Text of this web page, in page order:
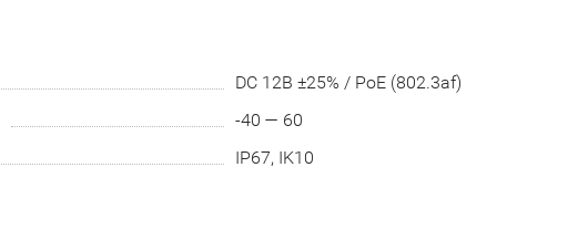
DC 12В ±25% / PoE (802.3af)
-40 — 60
IP67, IK10